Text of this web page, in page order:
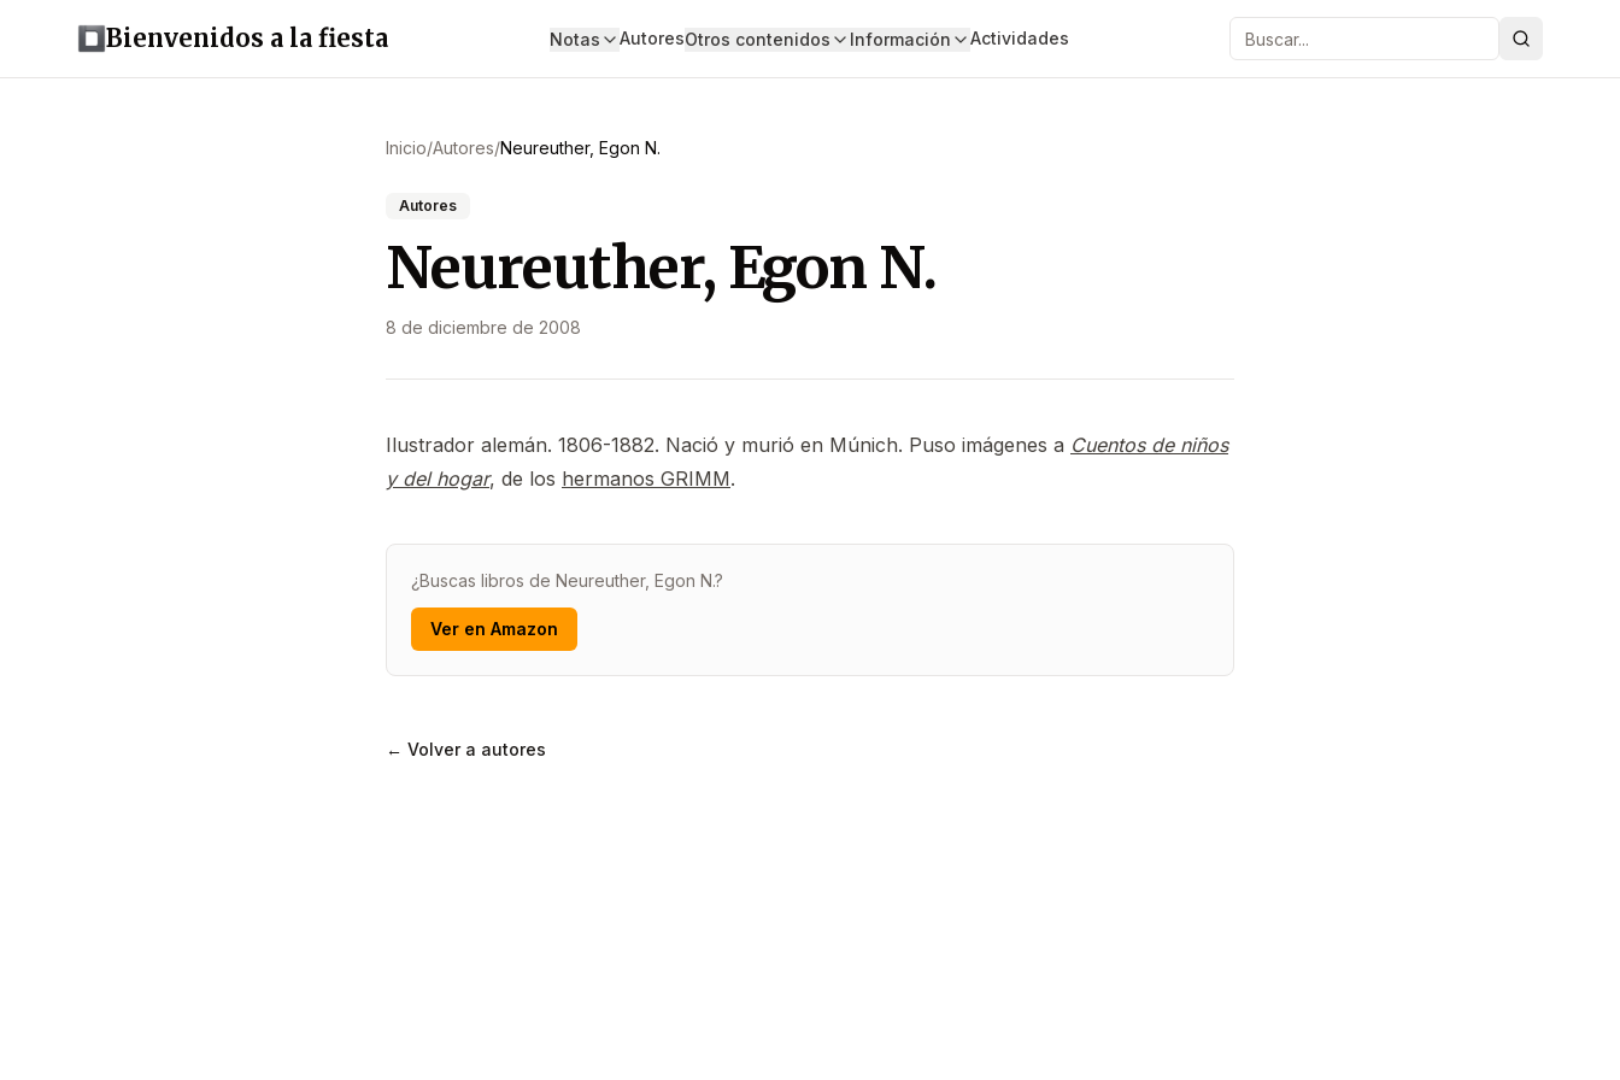
Bienvenidos a la fiesta Notas AutoresOtros contenidos Información Actividades Buscar
Inicio/Autores/Neureuther, Egon N.
Autores
Neureuther, Egon N.
8 de diciembre de 2008
Ilustrador alemán. 1806-1882. Nació y murió en Múnich. Puso imágenes a Cuentos de niños
y del hogar, de los hermanos GRIMM.
¿Buscas libros de Neureuther, Egon N.?
Ver en Amazon
← Volver a autores